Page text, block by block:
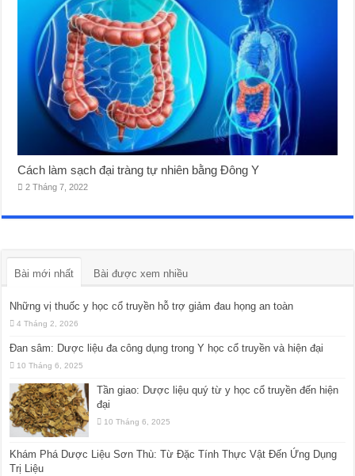
Cách làm sạch đại tràng tự nhiên bằng Đông Y
2 Tháng 7, 2022
Bài mới nhất Bài được xem nhiều
Những vị thuốc y học cổ truyền hỗ trợ giảm đau họng an toàn
4 Tháng 2, 2026
Đan sâm: Dược liệu đa công dụng trong Y học cổ truyền và hiện đại
10 Tháng 6, 2025
Tần giao: Dược liệu quý từ y học cổ truyền đến hiện
đại
10 Tháng 6, 2025
Khám Phá Dược Liệu Sơn Thù: Từ Đặc Tính Thực Vật Đến Ứng Dụng
Trị Liệu